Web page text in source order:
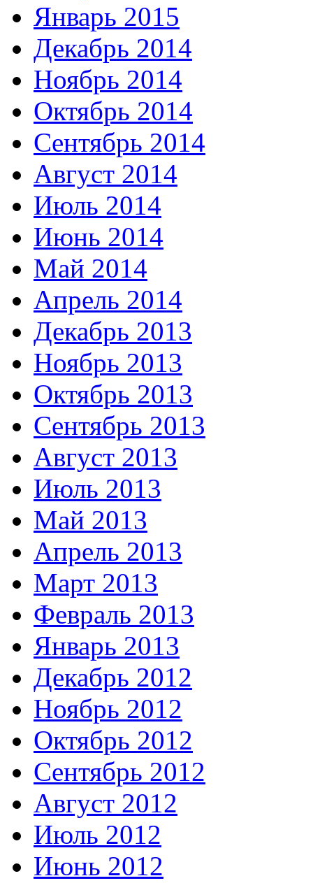
Январь 2015
Декабрь 2014
Ноябрь 2014
Октябрь 2014
Сентябрь 2014
Август 2014
Июль 2014
Июнь 2014
Май 2014
Апрель 2014
Декабрь 2013
Ноябрь 2013
Октябрь 2013
Сентябрь 2013
Август 2013
Июль 2013
Май 2013
Апрель 2013
Март 2013
Февраль 2013
Январь 2013
Декабрь 2012
Ноябрь 2012
Октябрь 2012
Сентябрь 2012
Август 2012
Июль 2012
Июнь 2012